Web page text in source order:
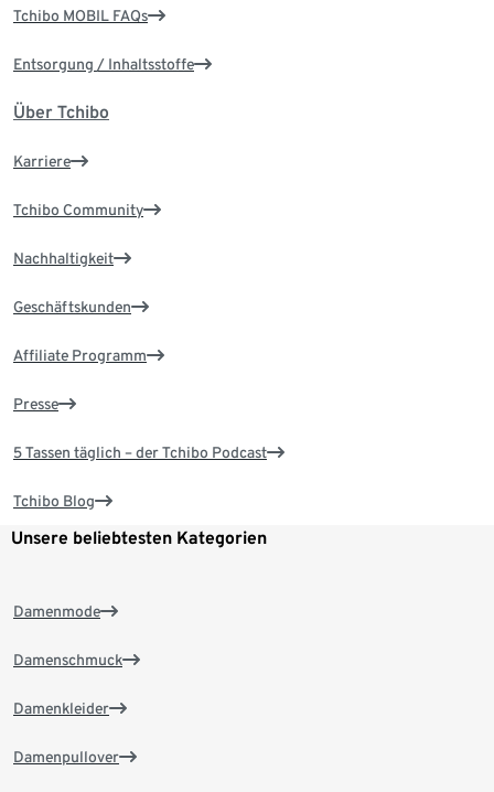
Tchibo MOBIL FAQs
Entsorgung / Inhaltsstoffe
Über Tchibo
Karriere
Tchibo Community
Nachhaltigkeit
Geschäftskunden
Affiliate Programm
Presse
5 Tassen täglich – der Tchibo Podcast
Tchibo Blog
Unsere beliebtesten Kategorien
Damenmode
Damenschmuck
Damenkleider
Damenpullover